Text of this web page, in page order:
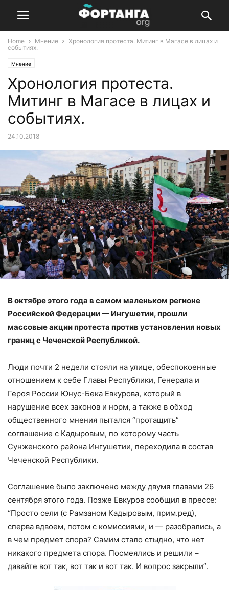
Home Мнение
Хронология протеста. Митинг в Магасе в лицах и
событиях.
Мнение
Хронология протеста.
Митинг в Магасе в лицах и
событиях.
24.10.2018
В октябре этого года в самом маленьком регионе
Российской Федерации — Ингушетии, прошли
массовые акции протеста против установления новых
границ с Чеченской Республикой.
Люди почти 2 недели стояли на улице, обеспокоенные
отношением к себе Главы Республики, Генерала и
Героя России Юнус-Бека Евкурова, который в
нарушение всех законов и норм, а также в обход
общественного мнения пытался “протащить”
соглашение с Кадыровым, по которому часть
Сунженского района Ингушетии, переходила в состав
Чеченской Республики.
Соглашение было заключено между двумя главами 26
сентября этого года. Позже Евкуров сообщил в прессе:
“Просто сели (с Рамзаном Кадыровым, прим.ред),
сперва вдвоем, потом с комиссиями, и — разобрались, а
в чем предмет спора? Самим стало стыдно, что нет
никакого предмета спора. Посмеялись и решили –
давайте вот так, вот так и вот так. И вопрос закрыли”.